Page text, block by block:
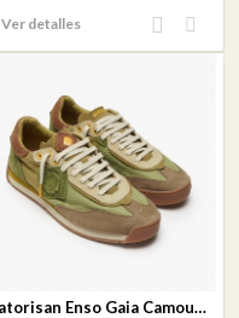
Ver detalles
Añadir
Añadir
al
Satorisan Enso Gaia Camouflage Moss